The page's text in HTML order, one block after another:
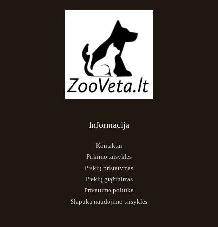
Informacija
Kontaktai
Pirkimo taisyklės
Prekių pristatymas
Prekių grąžinimas
Privatumo politika
Slapukų naudojimo taisyklės